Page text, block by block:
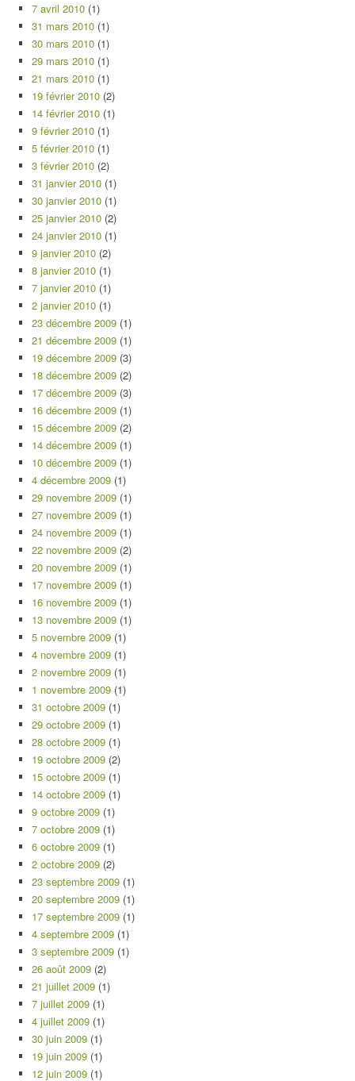
7 avril 2010 (1)
31 mars 2010 (1)
30 mars 2010 (1)
29 mars 2010 (1)
21 mars 2010 (1)
19 février 2010 (2)
14 février 2010 (1)
9 février 2010 (1)
5 février 2010 (1)
3 février 2010 (2)
31 janvier 2010 (1)
30 janvier 2010 (1)
25 janvier 2010 (2)
24 janvier 2010 (1)
9 janvier 2010 (2)
8 janvier 2010 (1)
7 janvier 2010 (1)
2 janvier 2010 (1)
23 décembre 2009 (1)
21 décembre 2009 (1)
19 décembre 2009 (3)
18 décembre 2009 (2)
17 décembre 2009 (3)
16 décembre 2009 (1)
15 décembre 2009 (2)
14 décembre 2009 (1)
10 décembre 2009 (1)
4 décembre 2009 (1)
29 novembre 2009 (1)
27 novembre 2009 (1)
24 novembre 2009 (1)
22 novembre 2009 (2)
20 novembre 2009 (1)
17 novembre 2009 (1)
16 novembre 2009 (1)
13 novembre 2009 (1)
5 novembre 2009 (1)
4 novembre 2009 (1)
2 novembre 2009 (1)
1 novembre 2009 (1)
31 octobre 2009 (1)
29 octobre 2009 (1)
28 octobre 2009 (1)
19 octobre 2009 (2)
15 octobre 2009 (1)
14 octobre 2009 (1)
9 octobre 2009 (1)
7 octobre 2009 (1)
6 octobre 2009 (1)
2 octobre 2009 (2)
23 septembre 2009 (1)
20 septembre 2009 (1)
17 septembre 2009 (1)
4 septembre 2009 (1)
3 septembre 2009 (1)
26 août 2009 (2)
21 juillet 2009 (1)
7 juillet 2009 (1)
4 juillet 2009 (1)
30 juin 2009 (1)
19 juin 2009 (1)
12 juin 2009 (1)